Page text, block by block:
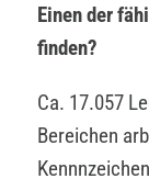
Einen der
finden?
Ca. 17.057
Bereichen